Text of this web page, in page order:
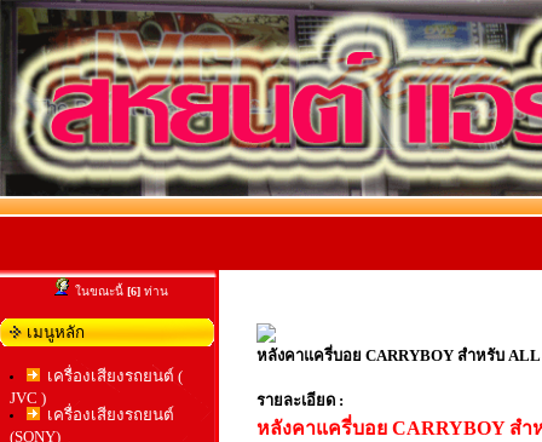
ในขณะนี้ [6]ท่าน
เมนูหลัก
เครื่องเสียงรถยนต์ (
JVC )
เครื่องเสียงรถยนต์
(SONY)
หลังคาแครี่บอย CARRYBOY สำหรับ ALL
รายละเอียด :
หลังคาแครี่บอย CARRYBOY สำ